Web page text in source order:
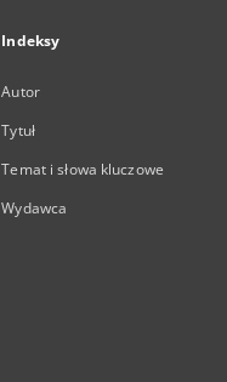
Indeksy
Autor
Tytuł
Temat i słowa kluczowe
Wydawca